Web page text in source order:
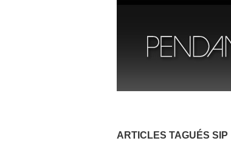
ARTICLES TAGUÉS SIP